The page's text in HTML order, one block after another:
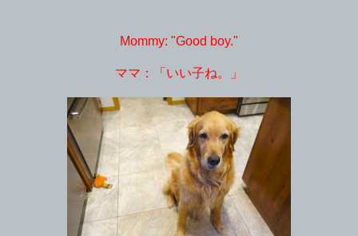
Mommy: "Good boy."
ママ：「いい子ね。」